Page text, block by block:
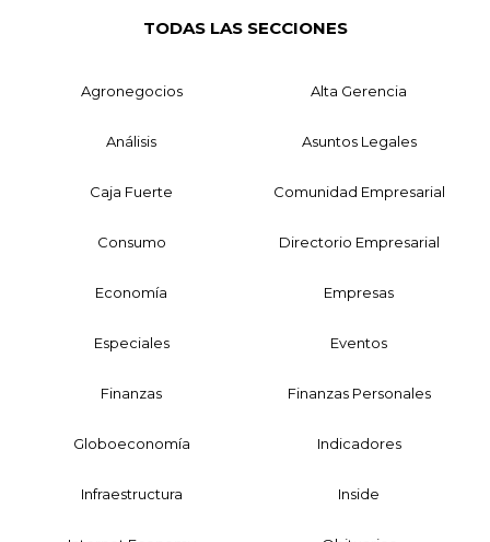
TODAS LAS SECCIONES
Agronegocios Alta Gerencia
Análisis Asuntos Legales
Caja Fuerte Comunidad Empresarial
Consumo Directorio Empresarial
Economía Empresas
Especiales Eventos
Finanzas Finanzas Personales
Globoeconomía Indicadores
Infraestructura Inside